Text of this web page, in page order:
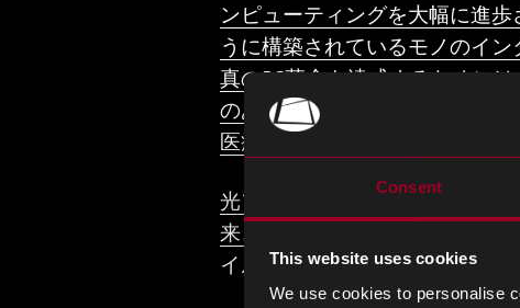
Consent
This website uses cookies
We use cookies to personalise
ンピューティングを大幅に進
うに構築されているモノのイ
真の5G革命を達成するために
のあるインターネット体験を
医療・航空宇宙産業におけるア
光ファイバー技術が進歩する
来、照明、画像転送、レーザー
イル=>“フォントウェイト